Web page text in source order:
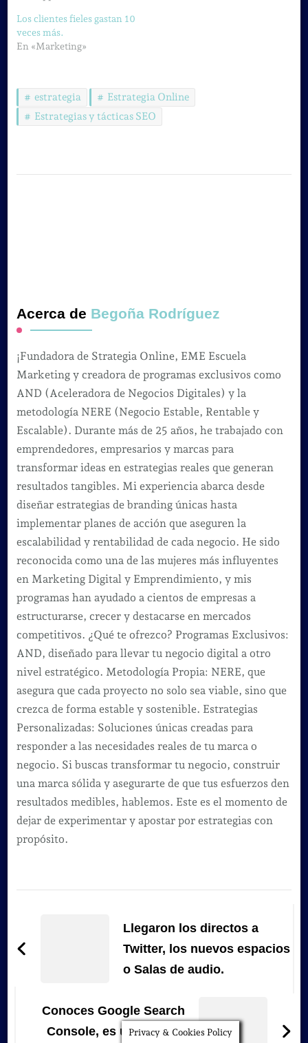
Los clientes fieles gastan 10
veces más.
En «Marketing»
estrategia
Estrategia Online
Estrategias y tácticas SEO
Acerca de Begoña Rodríguez
¡Fundadora de Strategia Online, EME Escuela
Marketing y creadora de programas exclusivos como
AND (Aceleradora de Negocios Digitales) y la
metodología NERE (Negocio Estable, Rentable y
Escalable). Durante más de 25 años, he trabajado con
emprendedores, empresarios y marcas para
transformar ideas en estrategias reales que generan
resultados tangibles. Mi experiencia abarca desde
diseñar estrategias de branding únicas hasta
implementar planes de acción que aseguren la
escalabilidad y rentabilidad de cada negocio. He sido
reconocida como una de las mujeres más influyentes
en Marketing Digital y Emprendimiento, y mis
programas han ayudado a cientos de empresas a
estructurarse, crecer y destacarse en mercados
competitivos. ¿Qué te ofrezco? Programas Exclusivos:
AND, diseñado para llevar tu negocio digital a otro
nivel estratégico. Metodología Propia: NERE, que
asegura que cada proyecto no solo sea viable, sino que
crezca de forma estable y sostenible. Estrategias
Personalizadas: Soluciones únicas creadas para
responder a las necesidades reales de tu marca o
negocio. Si buscas transformar tu negocio, construir
una marca sólida y asegurarte de que tus esfuerzos den
resultados medibles, hablemos. Este es el momento de
dejar de experimentar y apostar por estrategias con
propósito.
entradas
Llegaron los directos a
Twitter, los nuevos espacios
o Salas de audio.
Conoces Google Search
Console, es un servicio
Privacy & Cookies Policy